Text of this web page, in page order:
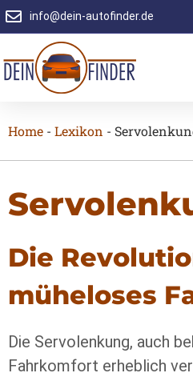
info@dein-autofinder.de
Home - Lexikon -
Die
müheloses
Die Servolenkung, auch
Fahrkomfort erheblich